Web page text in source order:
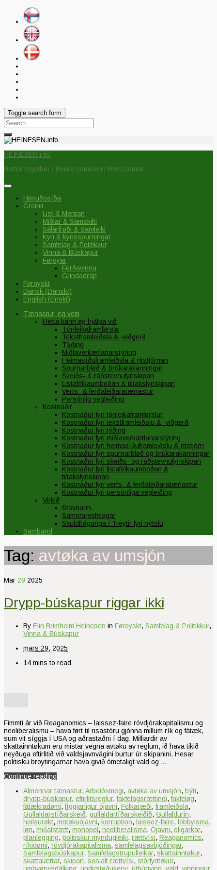
Toggle search form
Search
for:
HEINESEN.info
Better together / Bedre sammen / Betri saman
Høvuðssíða
Greinir
List & Mentan
Miðlar & Samskifti
Sálarfrøði & Samleiki
Kyn & kynsspurningar
Samfelag & Politikkur
Vinna & Búskapur
Føroyar
Ferðavinna
Grindadráp
Føroyskt
Dansk (Danskt)
English (Enskt)
Tænastur, eg veiti
Hetta kann eg hjálpa við
Tónleikaframførsla
Tekstframleiðsla & -viðgerð
Týðing
Miðlaverkætlanarstýring
Heimasíðuframleiðsla & ritstjórnan
Spurnarbløð & brúkarakanningar
Skeiðs- & ráðstevnufyriskipan
Listafólkaumboðan & tiltaksfyriskipan
Verts- & ferðaleiðaratænastur
Persónlig vegleiðing
Kostnaðir
Kostnaður fyri tónleikaframførslur
Kostnaður fyri tekstframleiðslu & -viðgerð
Kostnaður fyri týðing
Kostnaður fyri miðlaverkætlanarstýring
Kostnaður fyri heimasíðuframleiðslu & ritstjórn
Kostnaður fyri spurnarbløð og brúkarakanningar
Kostnaður fyri skeiðs- og ráðstevnufyriskipan
Kostnaður fyri listafólkaumboðan &
tiltaksfyriskipan
Kostnaður fyri verts- & ferðaleiðaratænastur
Kostnaður fyri persónliga vegleiðing
Virkið
Stovnarin
Samstarvsfelagar
Skuldfrágonga / Treytir fyri nýtslu
Samband
Tag: avtøka av umsjón
Mar 29 2025
Drypp-búskapur riggar ikki
By Elin Brimheim Heinesen in Føroyskt, Samfelag & Politikkur,
Vinna & Búskapur
mars 29, 2025
14 mins to read
Fimmti ár við Reaganomics – laissez-faire róvdjórakapitalismu og
neoliberalismu – hava ført til risastóru gjónna millum rík og fátæk,
sum vit síggja í USA og aðrastaðni í dag. Milliardir av
skattainntøkum eru mistar vegna avtøku av reglum, ið hava tikið
neyðuga eftirlitið við valdsjavnvágini burtur úr skipanini. Hesar
politisku broytingarnar hava givið ómetaligt vald og …
Continue reading
Almennar tænastur, Arbeiðsmegi, avtøka av umsjón, býti,
drypp-búskapur, eftirlitsreglur,fakfelagsrættindi,fakfeløg,
fátækradømi,fíggjarligur ójavni, Fólkaræði,framleiðsla,
Gullaldarstíðarskeið, gullaldartíðarskeiðið, Gullaldurin,
heilsurøkt, inntøkuójavni, korruption, laissez-faire, lobbyisma,
løn, miðalstætt, monopol , neoliberalisma, Ójavni, oligarkar,
planlegging, politiskur myndugleiki, rættvísi, Reaganomics,
ríkidømi, róvdjórakapitalisma, samfelagsavbjóðingar,
Samfelagsbúskapur, Samfelagstrupulleikar, skattainntøkur,
skattalættar, skipan, sosialt rættvísi, stórfyritøkur,